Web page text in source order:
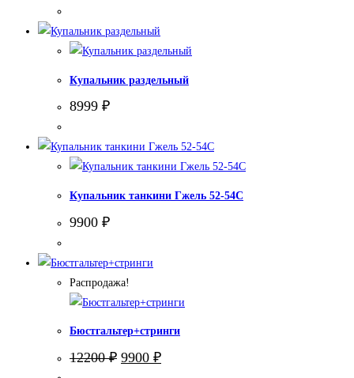
7700 ₽.
Купальник раздельный
8999 ₽
Купальник танкини Гжель 52-54С
9900 ₽
Распродажа!
Бюстгальтер+стринги
12200₽ Первоначальная
цена
9900 ₽Текущая
цена: